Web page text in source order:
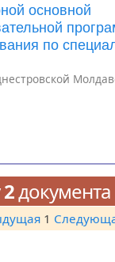
основной
по
2документа
1